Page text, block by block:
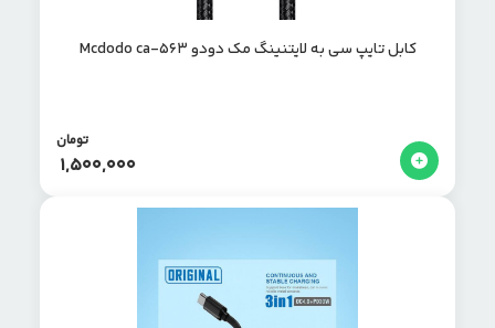
کابل تایپ سی به لایتنینگ مک دودو Mcdodo ca-563
1,500,000
تومان